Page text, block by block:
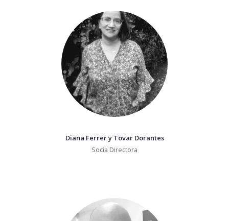
Diana Ferrer y Tovar Dorantes
Socia Directora